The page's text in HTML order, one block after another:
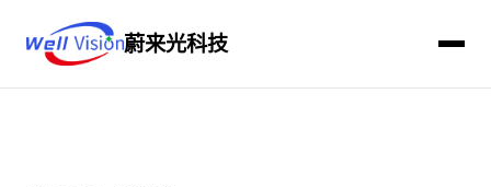
蔚来光科技